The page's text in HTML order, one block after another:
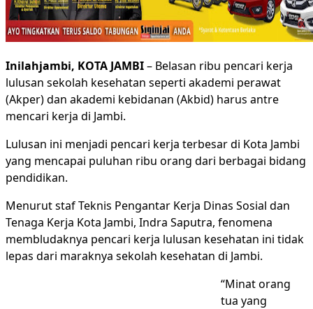
Inilahjambi, KOTA JAMBI– Belasan ribu pencari kerja
lulusan sekolah kesehatan seperti akademi perawat
(Akper) dan akademi kebidanan (Akbid) harus antre
mencari kerja di Jambi.
Lulusan ini menjadi pencari kerja terbesar di Kota Jambi
yang mencapai puluhan ribu orang dari berbagai bidang
pendidikan.
Menurut staf Teknis Pengantar Kerja Dinas Sosial dan
Tenaga Kerja Kota Jambi, Indra Saputra, fenomena
membludaknya pencari kerja lulusan kesehatan ini tidak
lepas dari maraknya sekolah kesehatan di Jambi.
“Minat orang
tua yang